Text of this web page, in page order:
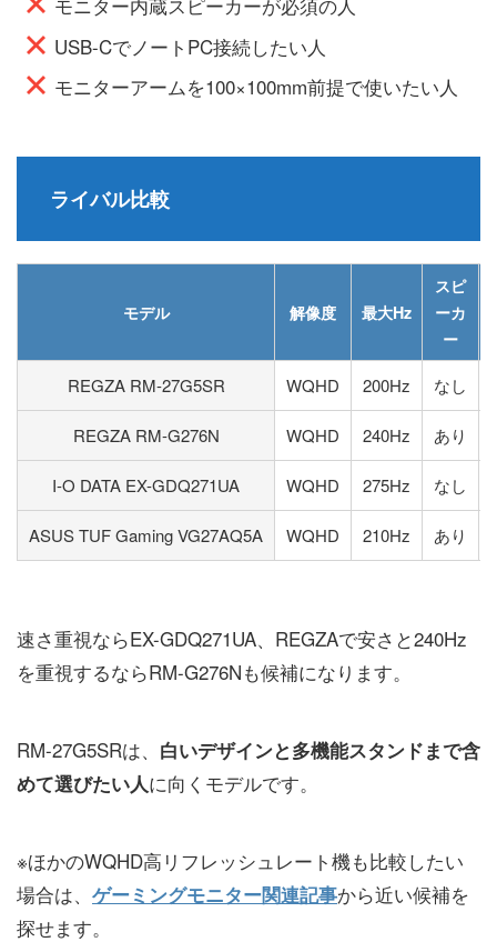
USB-CでノートPC接続したい人
モニターアームを100×100mm前提で使いたい人
ライバル比較
モデル 解像度 最大Hz
スピ
ーカ
ー
REGZA RM-27G5SR WQHD 200Hz なし
REGZA RM-G276N WQHD 240Hz あり
I-O DATA EX-GDQ271UA WQHD 275Hz なし
ASUS TUF Gaming VG27AQ5A WQHD 210Hz あり
速さ重視ならEX-GDQ271UA、REGZAで安さと240Hz
を重視するならRM-G276Nも候補になります。
RM-27G5SRは、 白いデザインと多機能スタンドまで含
めて選びたい人に向くモデルです。
※ほかのWQHD高リフレッシュレート機も比較したい
場合は、 ゲーミングモニター関連記事から近い候補を
探せます。